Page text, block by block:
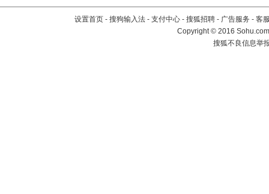
设置首页 - 搜狗输入法 - 支付中心 - 搜狐招聘 - 广告服务 - 客
Copyright©2016
搜狐不良信息举